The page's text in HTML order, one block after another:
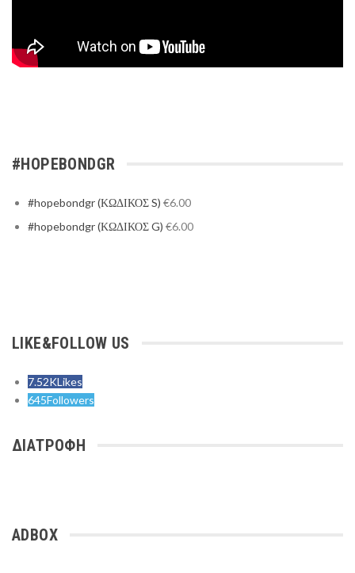
#HOPEBONDGR
#hopebondgr (ΚΩΔΙΚΟΣ S) €6.00
#hopebondgr (ΚΩΔΙΚΟΣ G) €6.00
LIKE&FOLLOW US
7.52KLikes
645Followers
ΔΙΑΤΡΟΦΗ
ADBOX